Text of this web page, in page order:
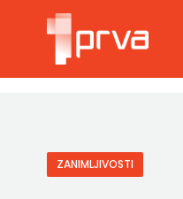
ZANIMLJIVOSTI